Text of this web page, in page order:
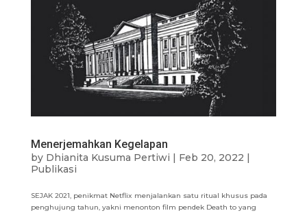
Menerjemahkan Kegelapan
by Dhianita Kusuma Pertiwi | Feb 20, 2022 |
Publikasi
SEJAK 2021, penikmat Netflix menjalankan satu ritual khusus pada
penghujung tahun, yakni menonton film pendek Death to yang